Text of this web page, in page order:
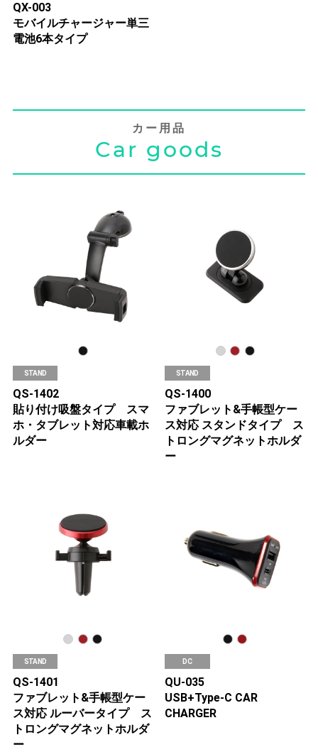
QX-003
モバイルチャージャー単三
電池6本タイプ
カー用品
Car goods
STAND
QS-1402
貼り付け吸盤タイプ スマ
ホ・タブレット対応車載ホ
ルダー
STAND
QS-1400
ファブレット&手帳型ケー
ス対応 スタンドタイプ ス
トロングマグネットホルダ
ー
STAND
QS-1401
ファブレット&手帳型ケー
ス対応 ルーバータイプ ス
トロングマグネットホルダ
ー
DC
QU-035
USB+Type-C CAR
CHARGER